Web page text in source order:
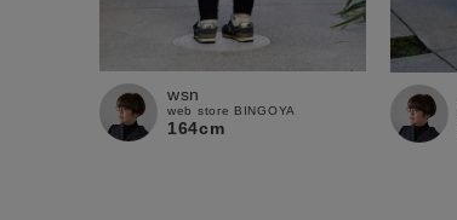
wsn
web store BINGOYA
164cm